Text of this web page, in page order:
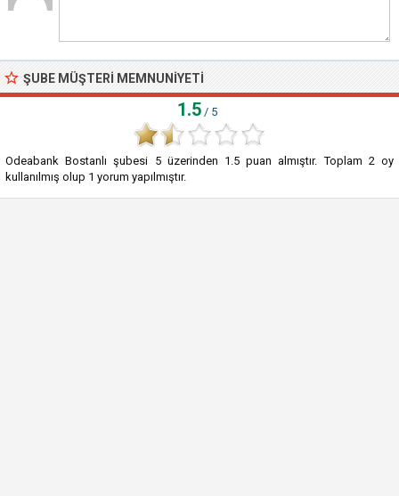
ŞUBE MÜŞTERI MEMNUNIYETI
1.5 / 5
Odeabank Bostanlı şubesi 5üzerinden 1.5 puan almıştır. Toplam 2oy
kullanılmış olup 1 yorum yapılmıştır.